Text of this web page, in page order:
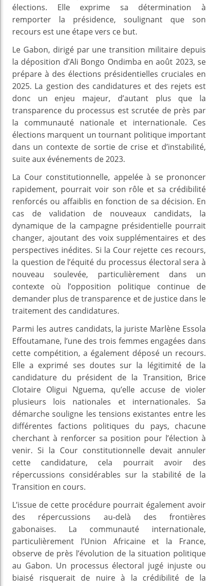
élections. Elle exprime sa détermination à
remporter la présidence, soulignant que son
recours est une étape vers ce but.
Le Gabon, dirigé par une transition militaire depuis
la déposition d’Ali Bongo Ondimba en août 2023, se
prépare à des élections présidentielles cruciales en
2025. La gestion des candidatures et des rejets est
donc un enjeu majeur, d’autant plus que la
transparence du processus est scrutée de près par
la communauté nationale et internationale. Ces
élections marquent un tournant politique important
dans un contexte de sortie de crise et d’instabilité,
suite aux événements de 2023.
La Cour constitutionnelle, appelée à se prononcer
rapidement, pourrait voir son rôle et sa crédibilité
renforcés ou affaiblis en fonction de sa décision. En
cas de validation de nouveaux candidats, la
dynamique de la campagne présidentielle pourrait
changer, ajoutant des voix supplémentaires et des
perspectives inédites. Si la Cour rejette ces recours,
la question de l’équité du processus électoral sera à
nouveau soulevée, particulièrement dans un
contexte où l’opposition politique continue de
demander plus de transparence et de justice dans le
traitement des candidatures.
Parmi les autres candidats, la juriste Marlène Essola
Effoutamane, l’une des trois femmes engagées dans
cette compétition, a également déposé un recours.
Elle a exprimé ses doutes sur la légitimité de la
candidature du président de la Transition, Brice
Clotaire Oligui Nguema, qu’elle accuse de violer
plusieurs lois nationales et internationales. Sa
démarche souligne les tensions existantes entre les
différentes factions politiques du pays, chacune
cherchant à renforcer sa position pour l’élection à
venir. Si la Cour constitutionnelle devait annuler
cette candidature, cela pourrait avoir des
répercussions considérables sur la stabilité de la
Transition en cours.
L’issue de cette procédure pourrait également avoir
des répercussions au-delà des frontières
gabonaises. La communauté internationale,
particulièrement l’Union Africaine et la France,
observe de près l’évolution de la situation politique
au Gabon. Un processus électoral jugé injuste ou
biaisé risquerait de nuire à la crédibilité de la